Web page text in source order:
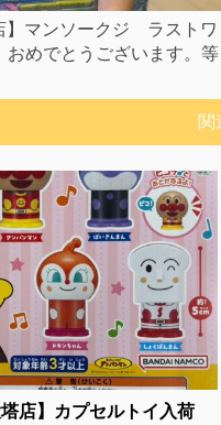
】マンソークジ ラストワ
おめでとうございます。等
関
塔店】カプセルトイ入荷